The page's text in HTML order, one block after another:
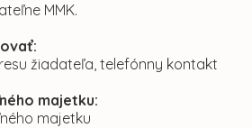
MMK.
žiadateľa, telefónny kontakt
majetku:
majetku